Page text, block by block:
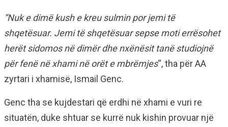
“Nuk e dimë kush e kreu sulmin por jemi të
shqetësuar. Jemi të shqetësuar sepse moti errësohet
herët sidomos në dimër dhe nxënësit tanë studiojnë
për fenë në xhami në orët e mbrëmjes“, tha për AA
zyrtari i xhamisë, Ismail Genc.
Genc tha se kujdestari që erdhi në xhami e vuri re
situatën, duke shtuar se kurrë nuk kishin provuar një